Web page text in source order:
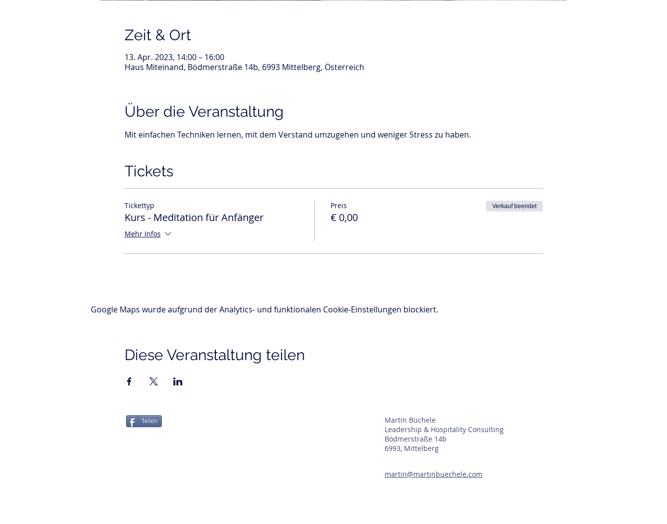
Zeit & Ort
13. Apr. 2023, 14:00 – 16:00
Haus Miteinand, Bödmerstraße 14b, 6993 Mittelberg, Österreich
Über die Veranstaltung
Mit einfachen Techniken lernen, mit dem Verstand umzugehen und weniger Stress zu haben.
Tickets
Tickettyp
Kurs - Meditation für Anfänger
Mehr Infos
Preis
€ 0,00
Verkauf beendet
Google Maps wurde aufgrund der Analytics- und funktionalen Cookie-Einstellungen blockiert.
Diese Veranstaltung teilen
Teilen
Martin Büchele
Leadership & Hospitality Consulting
Bödmerstraße 14b
6993, Mittelberg
martin@martinbuechele.com